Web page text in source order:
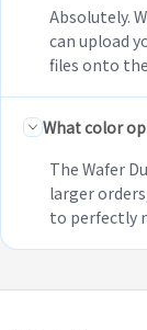
Absolutely.
can upload
files onto
What color
The Wafer
larger
to perfectly